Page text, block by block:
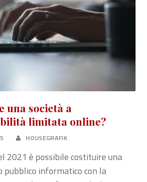
una società a
limitata online?
HOUSEGRAFIK
2021 è possibile costituire una
pubblico informatico con la